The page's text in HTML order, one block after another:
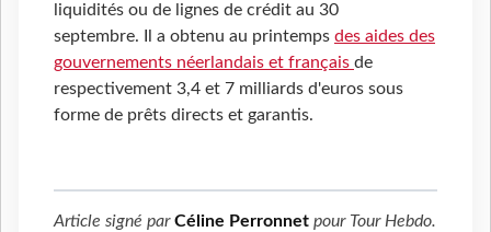
liquidités ou de lignes de crédit au 30
septembre. Il a obtenu au printemps des aides des
gouvernements néerlandais et français de
respectivement 3,4 et 7 milliards d'euros sous
forme de prêts directs et garantis.
Article signé parCéline Perronnet pour Tour Hebdo.